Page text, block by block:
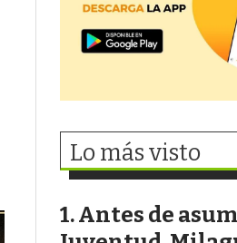
Lo más visto
Antes de